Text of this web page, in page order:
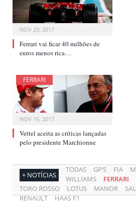
NOV 29, 2017
Ferrari vai ficar 40 milhões de
euros menos rica…
FERRARI
NOV 10, 2017
Vettel aceita as críticas lançadas
pelo presidente Marchionne
+ NOTÍCIAS
TODAS GP’S FIA
WILLIAMS
FERRARI
TORO ROSSO
LOTUS MANOR
RENAULT
HAAS F1